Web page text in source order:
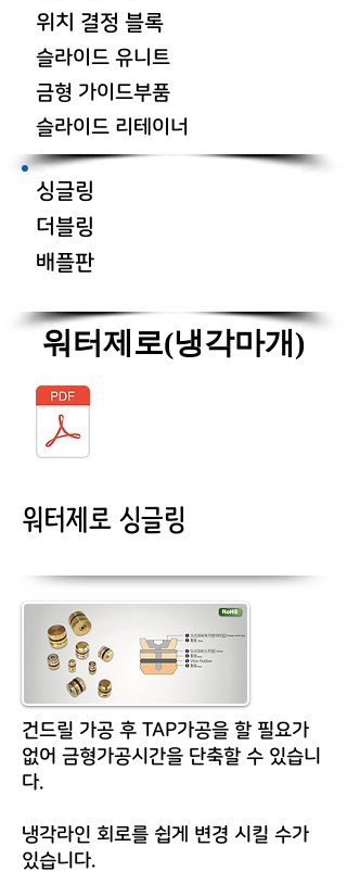
위치 결정 블록
슬라이드 유니트
금형 가이드부품
슬라이드 리테이너
​싱글링
더블링
배플판
워터제로(냉각마개)
워터제로 싱글링
건드릴 가공 후 TAP가공을 할 필요가
없어 금형가공시간을 단축할 수 있습니
다.
냉각라인 회로를 쉽게 변경 시킬 수가
있습니다.